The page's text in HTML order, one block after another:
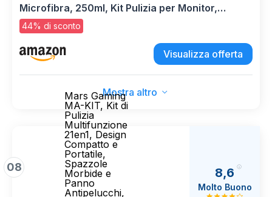
Microfibra, 250ml, Kit Pulizia per Monitor,
Laptop, Fotocamere, Videocamere, MacBook,
TV, Smart TV, Smartphone, Tablet
44% di sconto
Visualizza offerta
Mostra altro
08
Mars Gaming
MA-KIT, Kit di
Pulizia
Multifunzione
21en1, Design
Compatto e
Portatile,
Spazzole
Morbide e
Panno
Antipelucchi,
8,6
Molto Buono